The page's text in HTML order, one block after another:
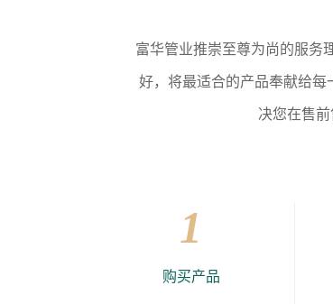
富华管业推崇至尊为尚的服务
好，将最适合的产品奉献给每
决您在售
1
购买产品